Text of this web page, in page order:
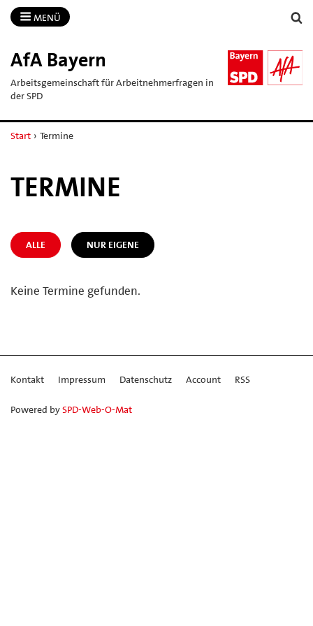
MENÜ
AfA Bayern
Arbeitsgemeinschaft für Arbeitnehmerfragen in
der SPD
Start › Termine
TERMINE
ALLE NUR EIGENE
Keine Termine gefunden.
Kontakt Impressum Datenschutz Account RSS
Powered bySPD-Web-O-Mat